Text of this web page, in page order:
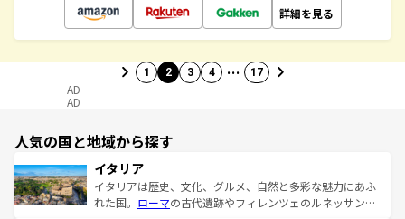
詳細を見る
1 2 3 4 … 17
AD
AD
人気の国と地域から探す
イタリア
イタリアは歴史、文化、グルメ、自然と多彩な魅力にあふ
れた国。 ローマの古代遺跡やフィレンツェのルネッサンス